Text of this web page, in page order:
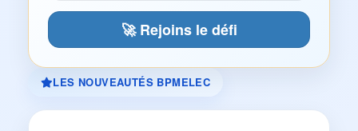
🚀 Rejoins le défi
LES NOUVEAUTÉS BPMELEC